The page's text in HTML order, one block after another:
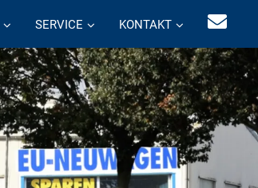
SERVICE KONTAKT